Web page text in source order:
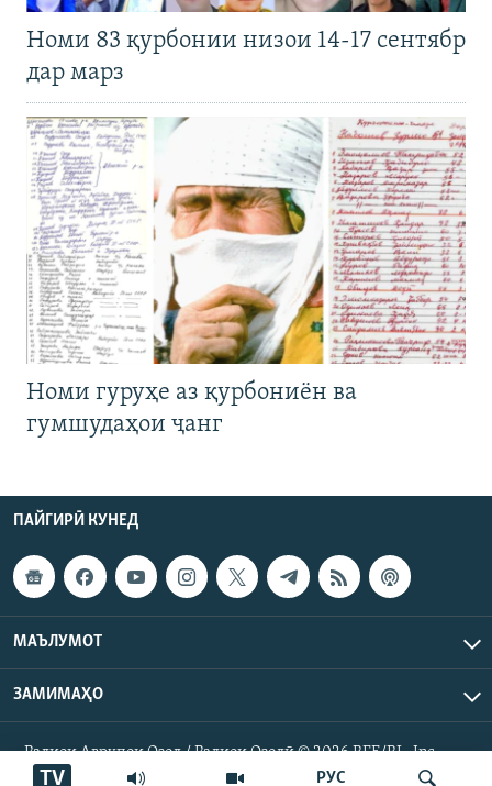
РУС
TV
Номи 83 қурбонии низои 14-17 сентябр
дар марз
Номи гуруҳе аз қурбониён ва
гумшудаҳои ҷанг
ПАЙГИРӢ КУНЕД
МАЪЛУМОТ
ЗАМИМАҲО
Радиои Аврупои Озод / Радиои Озодӣ © 2026 RFE/RL. Inc.
Ҳамаи ҳуқуқ маҳфуз аст.